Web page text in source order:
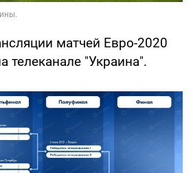
матчей Евро-2020
телеканале "Украина".